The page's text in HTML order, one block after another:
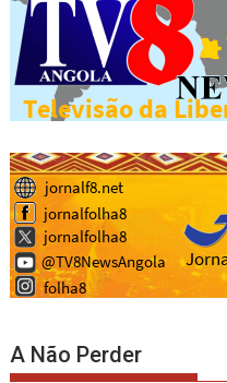
A Não Perder